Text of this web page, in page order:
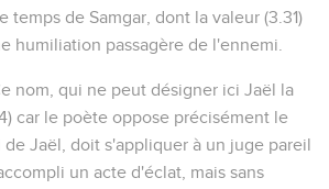
temps de Samgar, dont la valeur (3.31)
humiliation passagère de l'ennemi.
nom, qui ne peut désigner ici Jaël la
car le poète oppose précisément le
Jaël, doit s'appliquer à un juge pareil
un acte d'éclat, mais sans